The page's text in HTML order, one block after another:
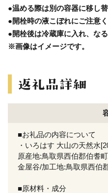
●温める際は別の容器に移し替
●開栓時の液こぼれにご注意く
●開栓後は冷蔵庫に入れ、な
※画像はイメージです。
■お礼品の内容について
・いろはす 大山の天然水
原産地:鳥取県西伯郡伯耆
金屋谷/加工地:鳥取県西伯
■原材料・成分